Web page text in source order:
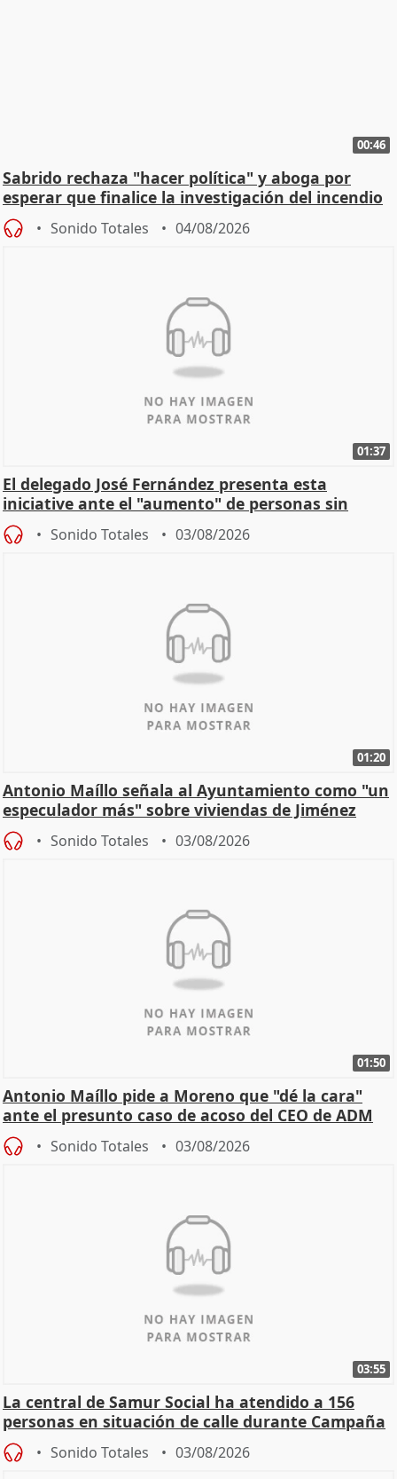
00:46
Sabrido rechaza "hacer política" y aboga por
esperar que finalice la investigación del incendio
Sonido Totales 04/08/2026
01:37
El delegado José Fernández presenta esta
iniciative ante el "aumento" de personas sin
hogar en Madri
Sonido Totales 03/08/2026
01:20
Antonio Maíllo señala al Ayuntamiento como "un
especulador más" sobre viviendas de Jiménez
Becerril
Sonido Totales 03/08/2026
01:50
Antonio Maíllo pide a Moreno que "dé la cara"
ante el presunto caso de acoso del CEO de ADM
Sonido Totales 03/08/2026
03:55
La central de Samur Social ha atendido a 156
personas en situación de calle durante Campaña
de Calor
Sonido Totales 03/08/2026